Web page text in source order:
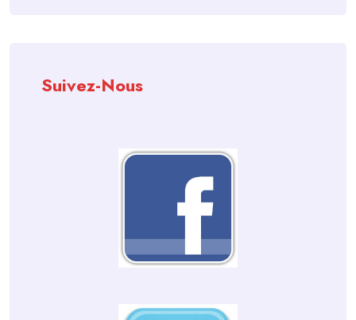
Suivez-Nous